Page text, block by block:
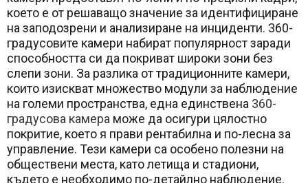
което е от решаващо значение за идентифициране
на заподозрени и анализиране на инциденти. 360-
градусовите камери набират популярност заради
способността си да покриват широки зони без
слепи зони. За разлика от традиционните камери,
които изискват множество модули за наблюдение
на големи пространства, една единствена 360-
градусова камера може да осигури цялостно
покритие, което я прави рентабилна и по-лесна за
управление. Тези камери са особено полезни на
обществени места, като летища и стадиони,
където е необходимо по-детайлно наблюдение.